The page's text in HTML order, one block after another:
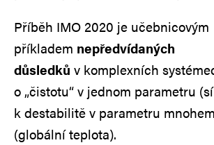
Příběh IMO 2020 je učebnicovým
příkladem nepředvídaných
důsledků v komplexních
o „čistotu“ v jednom parametru
k destabilitě v parametru
(globální teplota).